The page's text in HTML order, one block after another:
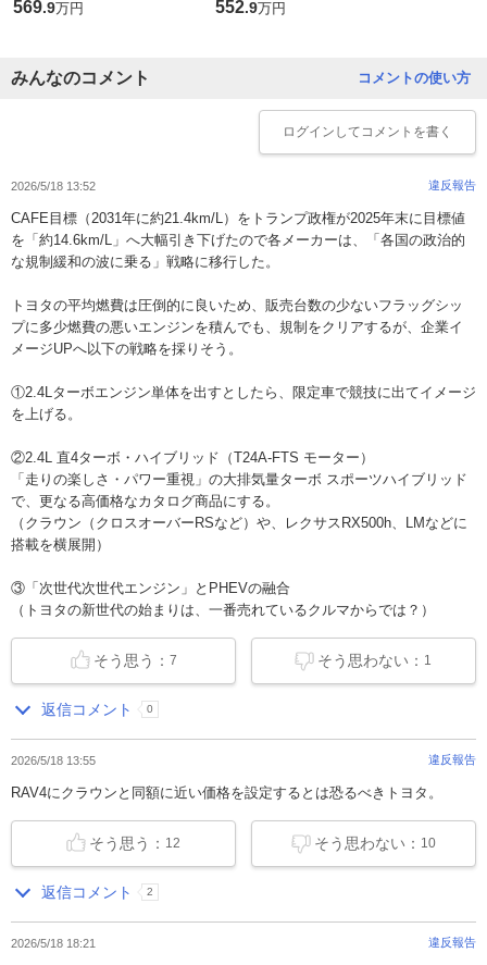
569.9万円 552.9万円
コメントの使い方
みんなのコメント
ログイン してコメントを書く
2026/5/18 13:52 違反報告
CAFE目標（2031年に約21.4km/L）をトランプ政権が2025年末に目標値
を「約14.6km/L」へ大幅引き下げたので各メーカーは、「各国の政治的
な規制緩和の波に乗る」戦略に移行した。
トヨタの平均燃費は圧倒的に良いため、販売台数の少ないフラッグシッ
プに多少燃費の悪いエンジンを積んでも、規制をクリアするが、企業イ
メージUPへ以下の戦略を採りそう。
①2.4Lターボエンジン単体を出すとしたら、限定車で競技に出てイメージ
を上げる。
②2.4L 直4ターボ・ハイブリッド（T24A-FTS モーター）
「走りの楽しさ・パワー重視」の大排気量ターボ スポーツハイブリッド
で、更なる高価格なカタログ商品にする。
（クラウン（クロスオーバーRSなど）や、レクサスRX500h、LMなどに
搭載を横展開）
③「次世代次世代エンジン」とPHEVの融合
（トヨタの新世代の始まりは、一番売れているクルマからでは？）
そう思わない： 1
そう思う： 7
返信コメント 0
2026/5/18 13:55 違反報告
RAV4にクラウンと同額に近い価格を設定するとは恐るべきトヨタ。
そう思わない： 10
そう思う： 12
返信コメント 2
2026/5/18 18:21 違反報告